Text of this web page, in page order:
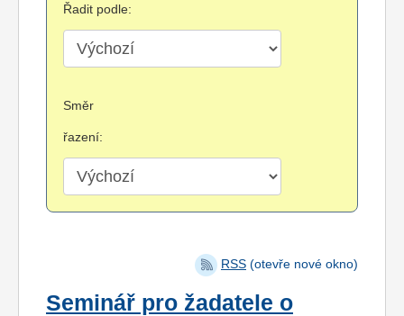
Řadit podle:
Směr
řazení:
RSS (otevře nové okno)
Seminář pro žadatele o